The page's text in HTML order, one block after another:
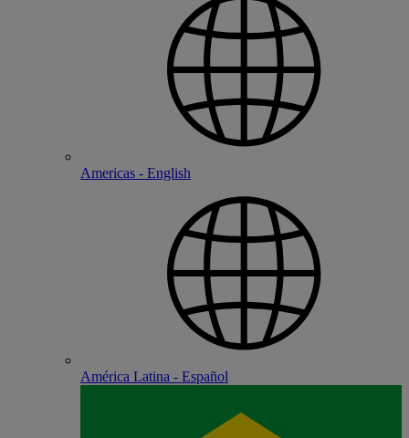
Americas - English
América Latina - Español